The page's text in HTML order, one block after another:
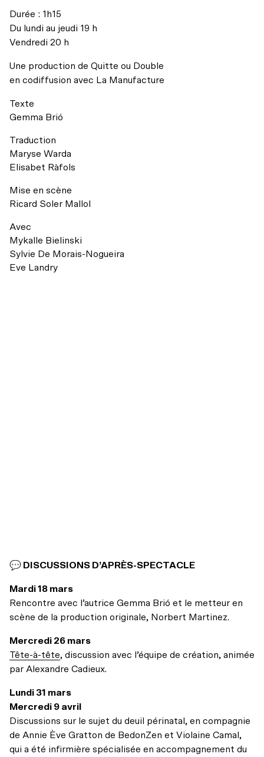
Partenaires et donateurs
Nos engagements
Hors les murs
Regards croisés avec India Desjardins
Billets du coeur Desjardins
Rencontres avec le public
Stationnement
Accessibilité universelle
Restos à proximité
Le bar
Durée : 1h15
Du lundi au jeudi 19 h
Vendredi 20 h
Une production de Quitte ou Double
en codiffusion avec La Manufacture
Texte
Gemma Brió
Traduction
Maryse Warda
Elisabet Ràfols
Mise en scène
Ricard Soler Mallol
Avec
Mykalle Bielinski
Sylvie De Morais-Nogueira
Eve Landry
💬 DISCUSSIONS D’APRÈS-SPECTACLE
Mardi 18 mars
Rencontre avec l’autrice Gemma Brió et le metteur en
scène de la production originale, Norbert Martinez.
Mercredi 26 mars
Tête-à-tête, discussion avec l’équipe de création, animée
par Alexandre Cadieux.
Lundi 31 mars
Mercredi 9 avril
Discussions sur le sujet du deuil périnatal, en compagnie
de Annie Ève Gratton de BedonZen et Violaine Camal,
qui a été infirmière spécialisée en accompagnement du